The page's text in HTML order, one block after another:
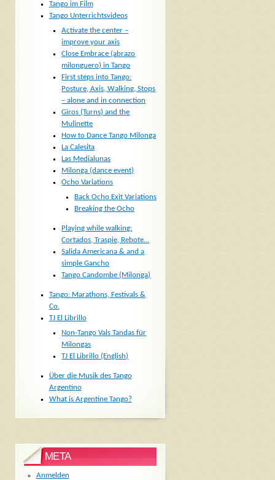
Tango im Film
Tango Unterrichtsvideos
Activate the center –
improve your axis
Close Embrace (abrazo
milonguero) in Tango
First steps into Tango:
Posture, Axis, Walking, Stops
– alone and in connection
Giros (Turns) and the
Mulinette
How to Dance Tango Milonga
La Calesita
Las Medialunas
Milonga (dance event)
Ocho Variations
Back Ocho Exit Variations
Breaking the Ocho
Playing while walking:
Cortados, Traspie, Rebote…
Salida Americana & and a
simple Gancho
Tango Candombe (Milonga)
Tango: Marathons, Festivals &
Co.
TJ El Librillo
Non-Tango Vals Tandas für
Milongas
TJ El Librillo (English)
Über die Musik des Tango
Argentino
What is Argentine Tango?
META
Anmelden